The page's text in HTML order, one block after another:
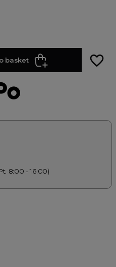
basket favorite_border
8:00 - 16:00)